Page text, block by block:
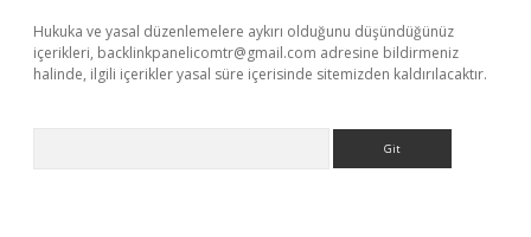
Hukuka ve yasal düzenlemelere aykırı olduğunu düşündüğünüz
içerikleri, backlinkpanelicomtr@gmail.com adresine bildirmeniz
halinde, ilgili içerikler yasal süre içerisinde sitemizden kaldırılacaktır.